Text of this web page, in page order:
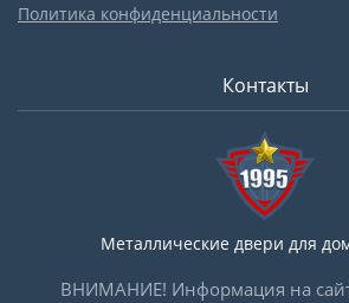
Политика конфиденциальности
Контакты
Металлические двери для
ВНИМАНИЕ! Информация на